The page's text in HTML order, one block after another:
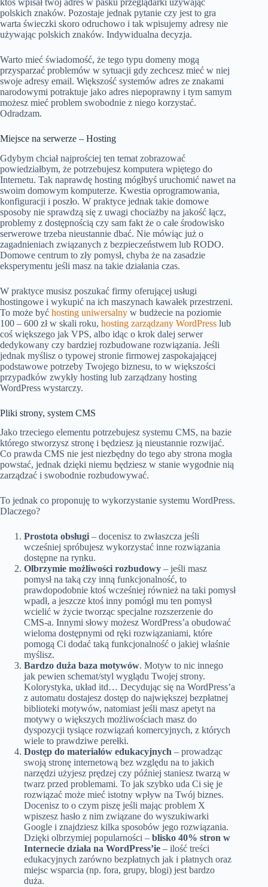
polskich znaków. Pozostaje jednak pytanie czy jest to gra
warta świeczki skoro odruchowo i tak wpisujemy adresy nie
używając polskich znaków. Indywidualna decyzja.
Warto mieć świadomość, że tego typu domeny mogą
przysparzać problemów w sytuacji gdy zechcesz mieć w niej
swoje adresy email. Większość systemów adres ze znakami
narodowymi potraktuje jako adres niepoprawny i tym samym
możesz mieć problem swobodnie z niego korzystać.
Odradzam.
Miejsce na serwerze – Hosting
Gdybym chciał najprościej ten temat zobrazować
powiedziałbym, że potrzebujesz komputera wpiętego do
Internetu. Tak naprawdę hosting mógłbyś uruchomić nawet na
swoim domowym komputerze. Kwestia oprogramowania,
konfiguracji i poszło. W praktyce jednak takie domowe
sposoby nie sprawdzą się z uwagi chociażby na jakość łącz,
problemy z dostępnością czy sam fakt że o całe środowisko
serwerowe trzeba nieustannie dbać. Nie mówiąc już o
zagadnieniach związanych z bezpieczeństwem lub RODO.
Domowe centrum to zły pomysł, chyba że na zasadzie
eksperymentu jeśli masz na takie działania czas.
W praktyce musisz poszukać firmy oferującej usługi
hostingowe i wykupić na ich maszynach kawałek przestrzeni.
To może być hosting uniwersalny w budżecie na poziomie
100 – 600 zł w skali roku, hosting zarządzany WordPress lub
coś większego jak VPS, albo idąc o krok dalej serwer
dedykowany czy bardziej rozbudowane rozwiązania. Jeśli
jednak myślisz o typowej stronie firmowej zaspokajającej
podstawowe potrzeby Twojego biznesu, to w większości
przypadków zwykły hosting lub zarządzany hosting
WordPress wystarczy.
Pliki strony, system CMS
Jako trzeciego elementu potrzebujesz systemu CMS, na bazie
którego stworzysz stronę i będziesz ją nieustannie rozwijać.
Co prawda CMS nie jest niezbędny do tego aby strona mogła
powstać, jednak dzięki niemu będziesz w stanie wygodnie nią
zarządzać i swobodnie rozbudowywać.
To jednak co proponuję to wykorzystanie systemu WordPress.
Dlaczego?
Prostota obsługi – docenisz to zwłaszcza jeśli
wcześniej spróbujesz wykorzystać inne rozwiązania
dostępne na rynku.
Olbrzymie możliwości rozbudowy – jeśli masz
pomysł na taką czy inną funkcjonalność, to
prawdopodobnie ktoś wcześniej również na taki pomysł
wpadł, a jeszcze ktoś inny pomógł mu ten pomysł
wcielić w życie tworząc specjalne rozszerzenie do
CMS-a. Innymi słowy możesz WordPress’a obudować
wieloma dostępnymi od ręki rozwiązaniami, które
pomogą Ci dodać taką funkcjonalność o jakiej właśnie
myślisz.
Bardzo duża baza motywów. Motyw to nic innego
jak pewien schemat/styl wyglądu Twojej strony.
Kolorystyka, układ itd… Decydując się na WordPress’a
z automatu dostajesz dostęp do największej bezpłatnej
biblioteki motywów, natomiast jeśli masz apetyt na
motywy o większych możliwościach masz do
dyspozycji tysiące rozwiązań komercyjnych, z których
wiele to prawdziwe perełki.
Dostęp do materiałów edukacyjnych – prowadząc
swoją stronę internetową bez względu na to jakich
narzędzi użyjesz prędzej czy później staniesz twarzą w
twarz przed problemami. To jak szybko uda Ci się je
rozwiązać może mieć istotny wpływ na Twój biznes.
Docenisz to o czym piszę jeśli mając problem X
wpiszesz hasło z nim związane do wyszukiwarki
Google i znajdziesz kilka sposobów jego rozwiązania.
Dzięki olbrzymiej popularności – blisko 40% stron w
Internecie działa na WordPress’ie – ilość treści
edukacyjnych zarówno bezpłatnych jak i płatnych oraz
miejsc wsparcia (np. fora, grupy, blogi) jest bardzo
duża.